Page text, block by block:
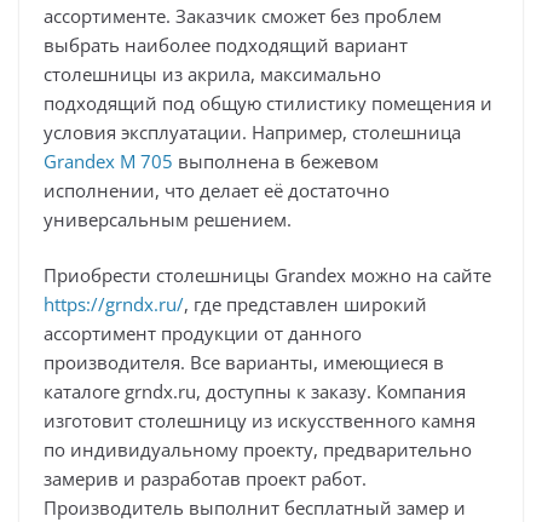
ассортименте. Заказчик сможет без проблем
выбрать наиболее подходящий вариант
столешницы из акрила, максимально
подходящий под общую стилистику помещения и
условия эксплуатации. Например, столешница
Grandex M 705 выполнена в бежевом
исполнении, что делает её достаточно
универсальным решением.
Приобрести столешницы Grandex можно на сайте
https://grndx.ru/, где представлен широкий
ассортимент продукции от данного
производителя. Все варианты, имеющиеся в
каталоге grndx.ru, доступны к заказу. Компания
изготовит столешницу из искусственного камня
по индивидуальному проекту, предварительно
замерив и разработав проект работ.
Производитель выполнит бесплатный замер и